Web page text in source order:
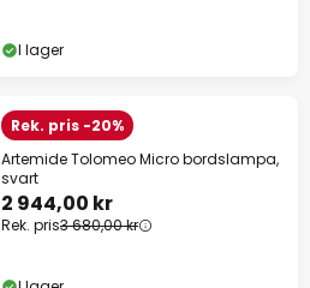
I lager
Rek. pris -20%
Artemide Tolomeo Micro bordslampa,
svart
2 944,00 kr
Rek. pris3 680,00 kr